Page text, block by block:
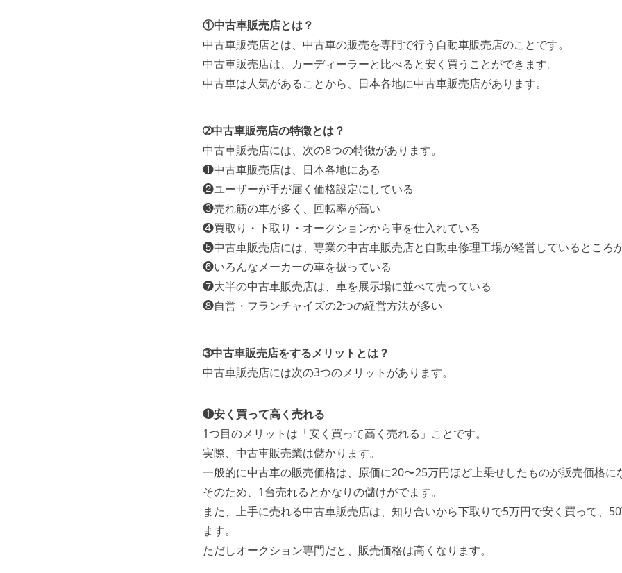
①中古車販売店とは？
中古車販売店とは、中古車の販売を専門で行う自動車販売店のことです。
中古車販売店は、カーディーラーと比べると安く買うことができます。
中古車は人気があることから、日本各地に中古車販売店があります。
➁中古車販売店の特徴とは？
中古車販売店には、次の8つの特徴があります。
❶中古車販売店は、日本各地にある
❷ユーザーが手が届く価格設定にしている
❸売れ筋の車が多く、回転率が高い
❹買取り・下取り・オークションから車を仕入れている
❺中古車販売店には、専業の中古車販売店と自動車修理工場が経営しているところ
❻いろんなメーカーの車を扱っている
❼大半の中古車販売店は、車を展示場に並べて売っている
❽自営・フランチャイズの2つの経営方法が多い
➂中古車販売店をするメリットとは？
中古車販売店には次の3つのメリットがあります。
❶安く買って高く売れる
1つ目のメリットは「安く買って高く売れる」ことです。
実際、中古車販売業は儲かります。
一般的に中古車の販売価格は、原価に20〜25万円ほど上乗せしたものが販売価格に
そのため、1台売れるとかなりの儲けがでます。
また、上手に売れる中古車販売店は、知り合いから下取りで5万円で安く買って、
ます。
ただしオークション専門だと、販売価格は高くなります。